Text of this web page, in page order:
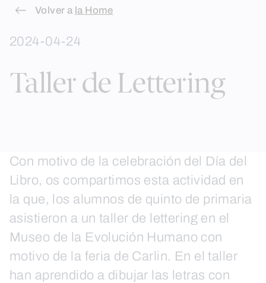
Skip
content
Volver a la Home
2024-04-24
Taller de Lettering
Con motivo de la celebración del Día del
Libro, os compartimos esta actividad en
la que, los alumnos de quinto de primaria
asistieron a un taller de lettering en el
Museo de la Evolución Humano con
motivo de la feria de Carlin. En el taller
han aprendido a dibujar las letras con